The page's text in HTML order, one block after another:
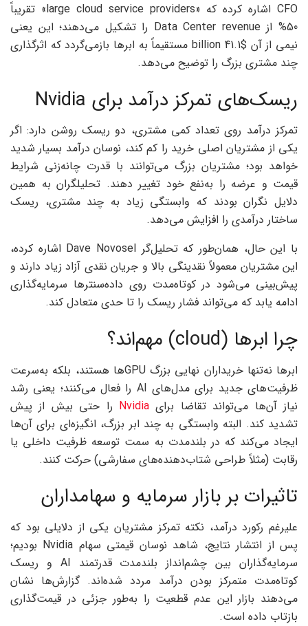
CFO اشاره کرده که «large cloud service providers» تقریباً
50% از Data Center revenue را تشکیل می‌دهند؛ این یعنی
نیمی از آن $41.1 billion مستقیماً به ابرها بازمی‌گردد که اثرگذاری
چند مشتری بزرگ را توضیح می‌دهد.
ریسک‌های تمرکز درآمد برای Nvidia
تمرکز درآمد روی تعداد کمی مشتری، دو ریسک روشن دارد: اگر
یکی از مشتریان اصلی خرید را کم کند، نوسان درآمد بسیار شدید
خواهد بود؛ مشتریان بزرگ می‌توانند با قدرت چانه‌زنی شرایط
قیمت و عرضه را به‌نفع خود تغییر دهند. تحلیلگران به همین
دلایل نگران بودند که وابستگی زیاد به چند مشتری، ریسک
ساختار درآمدی را افزایش می‌دهد.
با این حال، همان‌طور که تحلیل‌گر Dave Novosel اشاره کرده،
این مشتریان معمولاً نقدینگی بالا و جریان نقدی آزاد زیاد دارند و
پیش‌بینی می‌شود در کوتاه‌مدت روی داده‌سنترها سرمایه‌گذاری
ادامه یابد که می‌تواند فشار ریسک را تا حدی متعادل کند.
چرا ابرها (cloud) مهم‌اند؟
ابرها نه‌تنها خریداران نهایی بزرگ GPUها هستند، بلکه به‌سرعت
ظرفیت‌های جدید برای مدل‌های AI را فعال می‌کنند؛ یعنی رشد
نیاز آن‌ها می‌تواند تقاضا برای Nvidia را حتی بیش از پیش
تشدید کند. البته وابستگی به چند ابر بزرگ، انگیزه‌ای برای آن‌ها
ایجاد می‌کند که در بلندمدت به سمت توسعه ظرفیت داخلی یا
رقابت (مثلاً طراحی شتاب‌دهنده‌های سفارشی) حرکت کنند.
تاثیرات بر بازار سرمایه و سهامداران
علیرغم رکورد درآمد، نکته تمرکز مشتریان یکی از دلایلی بود که
پس از انتشار نتایج، شاهد نوسان قیمتی سهام Nvidia بودیم؛
سرمایه‌گذاران بین چشم‌انداز بلندمدت قدرتمند AI و ریسک
کوتاه‌مدت متمرکز بودن درآمد مردد شده‌اند. گزارش‌ها نشان
می‌دهند بازار این عدم قطعیت را به‌طور جزئی در قیمت‌گذاری
بازتاب داده است.